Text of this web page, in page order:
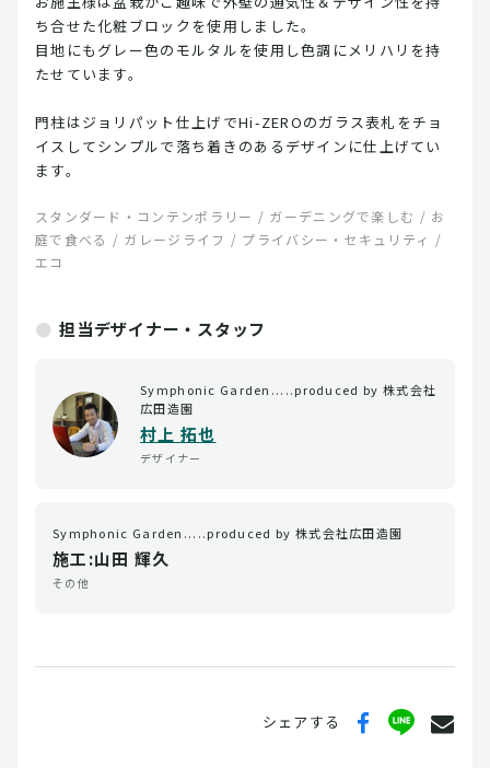
ち合せた化粧ブロックを使用しました。
目地にもグレー色のモルタルを使用し色調にメリハリを持
たせています。
門柱はジョリパット仕上げでHi-ZEROのガラス表札をチョ
イスしてシンプルで落ち着きのあるデザインに仕上げてい
ます。
スタンダード・コンテンポラリー / ガーデニングで楽しむ / お
庭で食べる / ガレージライフ / プライバシー・セキュリティ /
エコ
担当デザイナー・スタッフ
Symphonic Garden.....produced by 株式会社
広田造園
村上 拓也
デザイナー
Symphonic Garden.....produced by 株式会社広田造園
施工:山田 輝久
その他
シェアする